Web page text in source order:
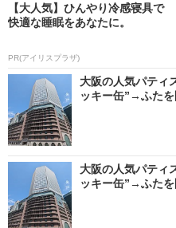
【大人気】ひんやり冷感寝具で
快適な睡眠をあなたに。
PR(アイリスプラザ)
大阪の人気パティ
ッキー缶”→ふた
大阪の人気パティ
ッキー缶”→ふた